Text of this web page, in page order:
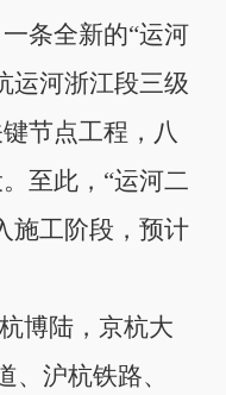
条全新的“运河
运河浙江段三级
节点工程，八
至此，“运河二
施工阶段，预计
博陆，京杭大
、沪杭铁路、